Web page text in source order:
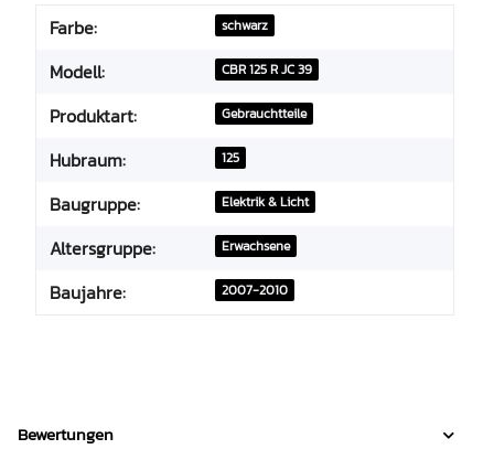
Farbe: schwarz
Modell: CBR 125 R JC 39
Produktart: Gebrauchtteile
Hubraum: 125
Baugruppe: Elektrik & Licht
Altersgruppe: Erwachsene
Baujahre: 2007-2010
Bewertungen